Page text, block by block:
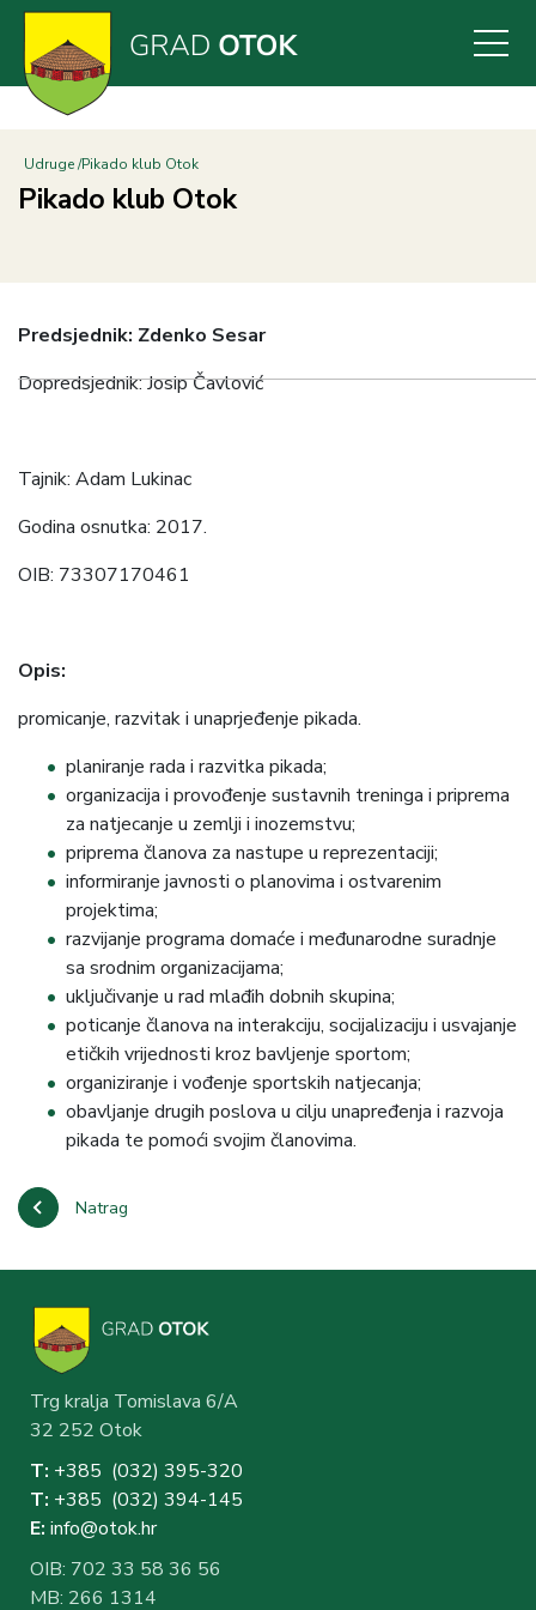
Skoči
glavni
sadržaj
Udruge Pikado klub Otok
Pikado klub Otok
Natrag
Predsjednik: Zdenko Sesar
Dopredsjednik: Josip Čavlović
Tajnik: Adam Lukinac
Godina osnutka: 2017.
OIB: 73307170461
Opis:
promicanje, razvitak i unaprjeđenje pikada.
planiranje rada i razvitka pikada;
organizacija i provođenje sustavnih treninga i priprema
za natjecanje u zemlji i inozemstvu;
priprema članova za nastupe u reprezentaciji;
informiranje javnosti o planovima i ostvarenim
projektima;
razvijanje programa domaće i međunarodne suradnje
sa srodnim organizacijama;
uključivanje u rad mlađih dobnih skupina;
poticanje članova na interakciju, socijalizaciju i usvajanje
etičkih vrijednosti kroz bavljenje sportom;
organiziranje i vođenje sportskih natjecanja;
obavljanje drugih poslova u cilju unapređenja i razvoja
pikada te pomoći svojim članovima.
Trg kralja Tomislava 6/A
32 252 Otok
T: +385 (032) 395-320
T: +385 (032) 394-145
E: info@otok.hr
OIB: 702 33 58 36 56
MB: 266 1314